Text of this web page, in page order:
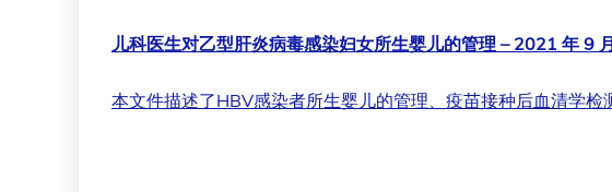
儿科医生对乙型肝炎病毒感染妇女所生婴儿的管理 – 2021 年 9 月
本文件描述了HBV感染者所生婴儿的管理、疫苗接种后血清学检